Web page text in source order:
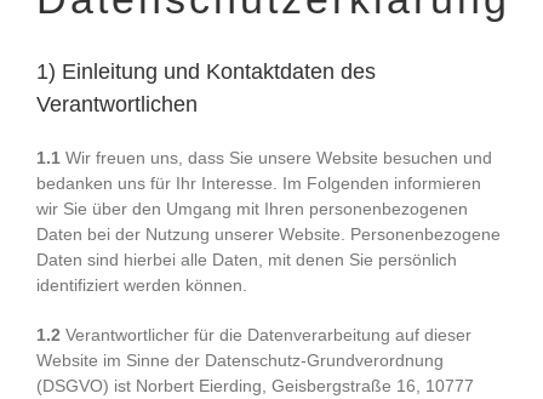
1) Einleitung und Kontaktdaten des
Verantwortlichen
1.1 Wir freuen uns, dass Sie unsere Website besuchen und
bedanken uns für Ihr Interesse. Im Folgenden informieren
wir Sie über den Umgang mit Ihren personenbezogenen
Daten bei der Nutzung unserer Website. Personenbezogene
Daten sind hierbei alle Daten, mit denen Sie persönlich
identifiziert werden können.
1.2 Verantwortlicher für die Datenverarbeitung auf dieser
Website im Sinne der Datenschutz-Grundverordnung
(DSGVO) ist Norbert Eierding, Geisbergstraße 16, 10777